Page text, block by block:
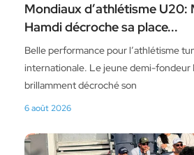
Mondiaux d’athlétisme U20:
Hamdi décroche sa place...
Belle performance pour l’athlétisme
internationale. Le jeune demi-fondeur
brillamment décroché son
6 août 2026